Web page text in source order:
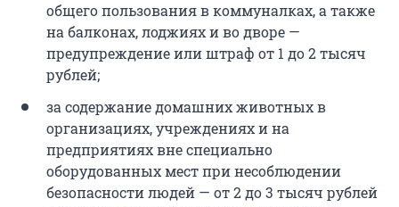
общего пользования в коммуналках, а также
на балконах, лоджиях и во дворе —
предупреждение или штраф от 1 до 2 тысяч
рублей;
за содержание домашних животных в
организациях, учреждениях и на
предприятиях вне специально
оборудованных мест при несоблюдении
безопасности людей — от 2 до 3 тысяч рублей